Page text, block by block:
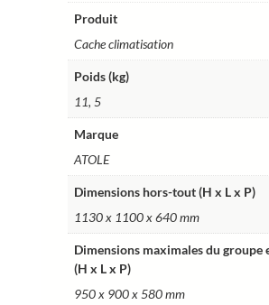
anthracite
Produit
Cache climatisation
Poids (kg)
11, 5
Marque
ATOLE
Dimensions hors-tout (H x L x P)
1130 x 1100 x 640 mm
Dimensions maximales du groupe
(H x L x P)
950 x 900 x 580 mm